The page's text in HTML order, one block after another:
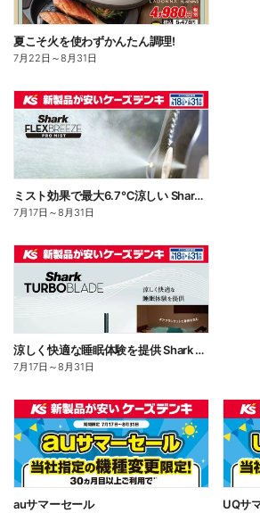
夏こそ火を使わずかんたん調理!
7月22日 ～8月31日
ミスト効果で最大6.7℃涼しい Shark FLEXBREEZE PRO MIST
7月17日 ～8月31日
涼しく快適な睡眠体験を提供 Shark TUBOBLADE
7月17日 ～8月31日
auサマーセール UQサ